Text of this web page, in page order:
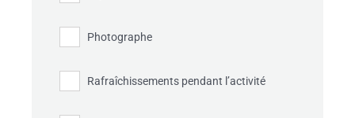
Photographe
Rafraîchissements pendant l’activité